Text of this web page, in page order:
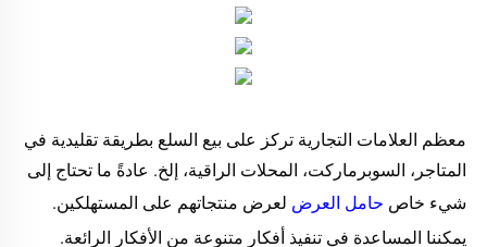
شيء خاص حامل العرض لعرض منتجاتهم